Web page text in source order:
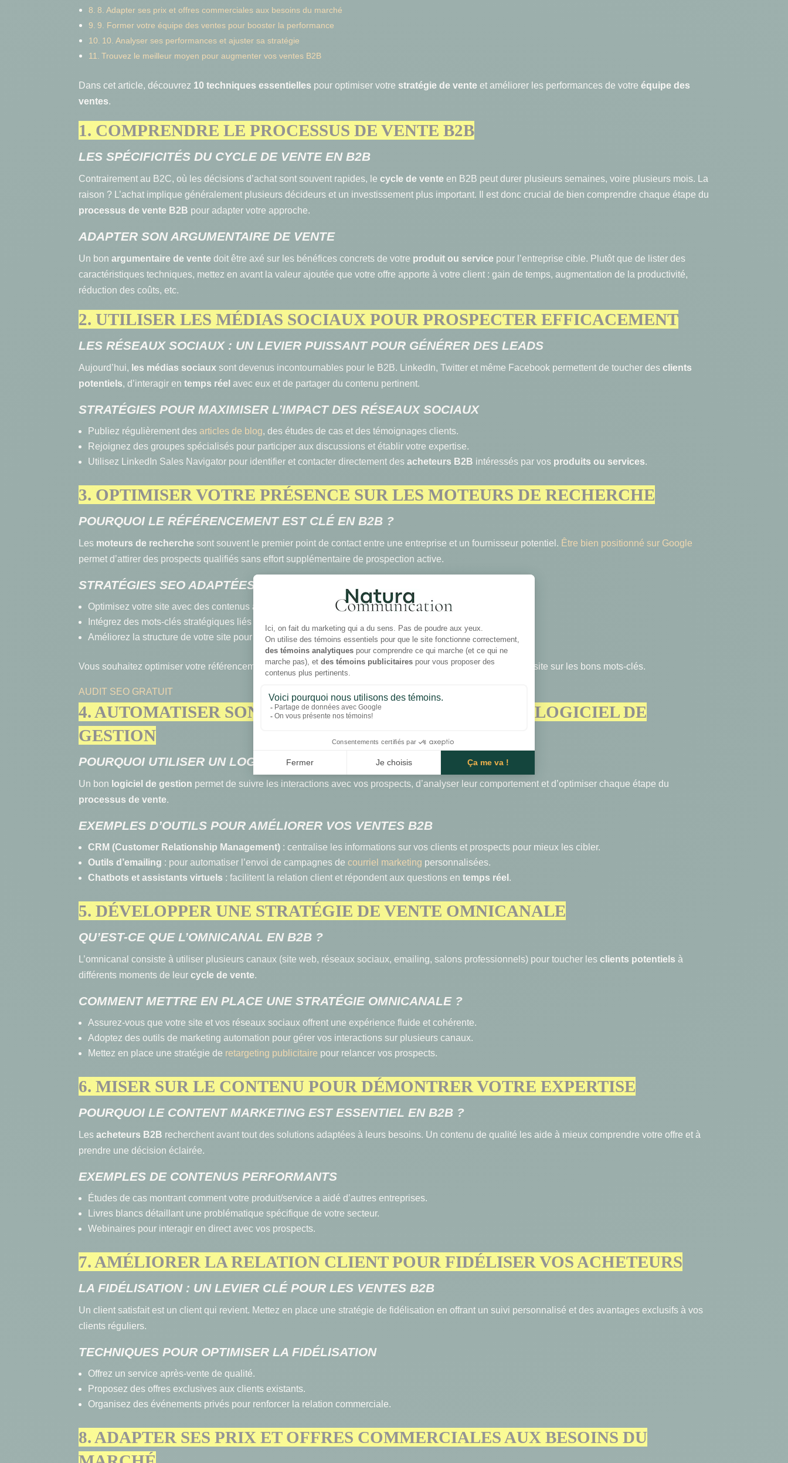
8. Adapter ses prix et offres commerciales aux besoins du marché
9. Former votre équipe des ventes pour booster la performance
10. Analyser ses performances et ajuster sa stratégie
Trouvez le meilleur moyen pour augmenter vos ventes B2B
Dans cet article, découvrez 10 techniques essentielles pour optimiser votre stratégie de vente et améliorer les performances de votreéquipe des
ventes.
1. COMPRENDRE LE PROCESSUS DE VENTE B2B
LES SPÉCIFICITÉS DU CYCLE DE VENTE EN B2B
Contrairement au B2C, où les décisions d’achat sont souvent rapides, lecycle de vente en B2B peut durer plusieurs semaines, voire plusieurs mois. La
raison ? L’achat implique généralement plusieurs décideurs et un investissement plus important. Il est donc crucial de bien comprendre chaque étape du
processus de vente B2B pour adapter votre approche.
ADAPTER SON ARGUMENTAIRE DE VENTE
Un bonargumentaire de vente doit être axé sur les bénéfices concrets de votre produit ou service pour l’entreprise cible. Plutôt que de lister des
caractéristiques techniques, mettez en avant la valeur ajoutée que votre offre apporte à votre client : gain de temps, augmentation de la productivité,
réduction des coûts, etc.
2. UTILISER LES MÉDIAS SOCIAUX POUR PROSPECTER EFFICACEMENT
LES RÉSEAUX SOCIAUX : UN LEVIER PUISSANT POUR GÉNÉRER DES LEADS
Aujourd’hui, les médias sociaux sont devenus incontournables pour le B2B. LinkedIn, Twitter et même Facebook permettent de toucher desclients
potentiels, d’interagir entemps réel avec eux et de partager du contenu pertinent.
STRATÉGIES POUR MAXIMISER L’IMPACT DES RÉSEAUX SOCIAUX
Publiez régulièrement des articles de blog, des études de cas et des témoignages clients.
Rejoignez des groupes spécialisés pour participer aux discussions et établir votre expertise.
Utilisez LinkedIn Sales Navigator pour identifier et contacter directement desacheteurs B2B intéressés par vos produits ou services.
3. OPTIMISER VOTRE PRÉSENCE SUR LES MOTEURS DE RECHERCHE
POURQUOI LE RÉFÉRENCEMENT EST CLÉ EN B2B ?
Les moteurs de recherche sont souvent le premier point de contact entre une entreprise et un fournisseur potentiel. Être bien positionné sur Google
permet d’attirer des prospects qualifiés sans effort supplémentaire de prospection active.
STRATÉGIES SEO ADAPTÉES AUX VENTES B2B
Optimisez votre site avec des contenus à forte valeur ajoutée (guides, études, comparatifs).
Intégrez des mots-clés stratégiques liés à votre secteur pour capter du trafic qualifié.
Améliorez la structure de votre site pour faciliter la navigation et augmenter les conversions.
Vous souhaitez optimiser votre référencement B2B ? Nos experts SEO peuvent vous aider à positionner votre site sur les bons mots-clés.
AUDIT SEO GRATUIT
4. AUTOMATISER SON PROCESSUS DE VENTE AVEC UN LOGICIEL DE
GESTION
POURQUOI UTILISER UN LOGICIEL DE GESTION DES VENTES ?
Un bon logiciel de gestion permet de suivre les interactions avec vos prospects, d’analyser leur comportement et d’optimiser chaque étape du
processus de vente.
EXEMPLES D’OUTILS POUR AMÉLIORER VOS VENTES B2B
CRM (Customer Relationship Management) : centralise les informations sur vos clients et prospects pour mieux les cibler.
Outils d’emailing : pour automatiser l’envoi de campagnes decourriel marketing personnalisées.
Chatbots et assistants virtuels : facilitent la relation client et répondent aux questions entemps réel .
5. DÉVELOPPER UNE STRATÉGIE DE VENTE OMNICANALE
QU’EST-CE QUE L’OMNICANAL EN B2B ?
L’omnicanal consiste à utiliser plusieurs canaux (site web, réseaux sociaux, emailing, salons professionnels) pour toucher lesclients potentiels à
différents moments de leurcycle de vente.
COMMENT METTRE EN PLACE UNE STRATÉGIE OMNICANALE ?
Assurez-vous que votre site et vos réseaux sociaux offrent une expérience fluide et cohérente.
Adoptez des outils de marketing automation pour gérer vos interactions sur plusieurs canaux.
Mettez en place une stratégie de retargeting publicitaire pour relancer vos prospects.
6. MISER SUR LE CONTENU POUR DÉMONTRER VOTRE EXPERTISE
POURQUOI LE CONTENT MARKETING EST ESSENTIEL EN B2B ?
Lesacheteurs B2B recherchent avant tout des solutions adaptées à leurs besoins. Un contenu de qualité les aide à mieux comprendre votre offre et à
prendre une décision éclairée.
EXEMPLES DE CONTENUS PERFORMANTS
Études de cas montrant comment votre produit/service a aidé d’autres entreprises.
Livres blancs détaillant une problématique spécifique de votre secteur.
Webinaires pour interagir en direct avec vos prospects.
7. AMÉLIORER LA RELATION CLIENT POUR FIDÉLISER VOS ACHETEURS
LA FIDÉLISATION : UN LEVIER CLÉ POUR LES VENTES B2B
Un client satisfait est un client qui revient. Mettez en place une stratégie de fidélisation en offrant un suivi personnalisé et des avantages exclusifs à vos
clients réguliers.
TECHNIQUES POUR OPTIMISER LA FIDÉLISATION
Offrez un service après-vente de qualité.
Proposez des offres exclusives aux clients existants.
Organisez des événements privés pour renforcer la relation commerciale.
8. ADAPTER SES PRIX ET OFFRES COMMERCIALES AUX BESOINS DU